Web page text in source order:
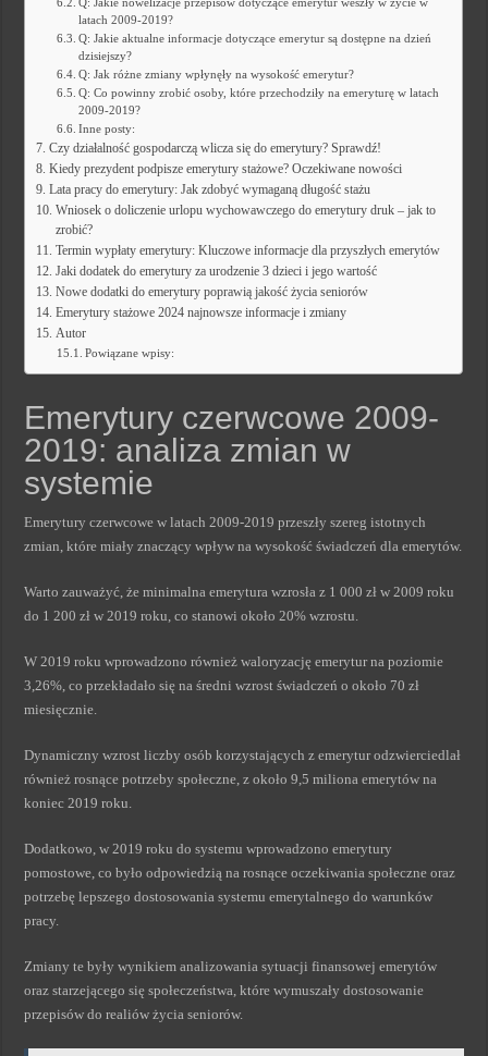
Q: Jakie nowelizacje przepisów dotyczące emerytur weszły w życie w
latach 2009-2019?
Q: Jakie aktualne informacje dotyczące emerytur są dostępne na dzień
dzisiejszy?
Q: Jak różne zmiany wpłynęły na wysokość emerytur?
Q: Co powinny zrobić osoby, które przechodziły na emeryturę w latach
2009-2019?
Inne posty:
Czy działalność gospodarczą wlicza się do emerytury? Sprawdź!
Kiedy prezydent podpisze emerytury stażowe? Oczekiwane nowości
Lata pracy do emerytury: Jak zdobyć wymaganą długość stażu
Wniosek o doliczenie urlopu wychowawczego do emerytury druk – jak to
zrobić?
Termin wypłaty emerytury: Kluczowe informacje dla przyszłych emerytów
Jaki dodatek do emerytury za urodzenie 3 dzieci i jego wartość
Nowe dodatki do emerytury poprawią jakość życia seniorów
Emerytury stażowe 2024 najnowsze informacje i zmiany
Autor
Powiązane wpisy:
Emerytury czerwcowe 2009-
2019: analiza zmian w
systemie
Emerytury czerwcowe w latach 2009-2019 przeszły szereg istotnych
zmian, które miały znaczący wpływ na wysokość świadczeń dla emerytów.
Warto zauważyć, że minimalna emerytura wzrosła z 1 000 zł w 2009 roku
do 1 200 zł w 2019 roku, co stanowi około 20% wzrostu.
W 2019 roku wprowadzono również waloryzację emerytur na poziomie
3,26%, co przekładało się na średni wzrost świadczeń o około 70 zł
miesięcznie.
Dynamiczny wzrost liczby osób korzystających z emerytur odzwierciedlał
również rosnące potrzeby społeczne, z około 9,5 miliona emerytów na
koniec 2019 roku.
Dodatkowo, w 2019 roku do systemu wprowadzono emerytury
pomostowe, co było odpowiedzią na rosnące oczekiwania społeczne oraz
potrzebę lepszego dostosowania systemu emerytalnego do warunków
pracy.
Zmiany te były wynikiem analizowania sytuacji finansowej emerytów
oraz starzejącego się społeczeństwa, które wymuszały dostosowanie
przepisów do realiów życia seniorów.